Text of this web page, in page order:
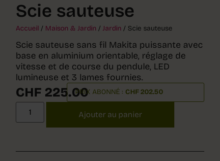
Scie sauteuse
Accueil / Maison & Jardin / Jardin / Scie sauteuse
Scie sauteuse sans fil Makita puissante avec
base en aluminium orientable, réglage de
vitesse et de course du pendule, LED
lumineuse et 3 lames fournies.
CHF 225.00PRIX ABONNÉ : CHF202.50
Ajouter au panier